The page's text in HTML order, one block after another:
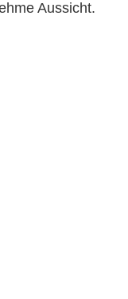
Aussicht.